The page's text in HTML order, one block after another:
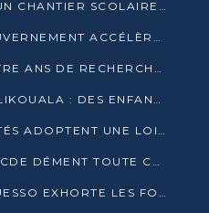
ANGOLA-LIBRE : QUAND UN CHANTIER SCOLAIRE DEVIENT LE MIROIR D’UN CONGO EN MOUVEMENT
PROJET MOSALA : LE GOUVERNEMENT ACCÉLÈRE L’INSERTION DES JEUNES EN 2026
FORCA ECOSYSTEM, QUATRE ANS DE RECHERCHE DE TERRAIN AVANT UN LANCEMENT OFFICIEL EN 2026
TRAFIC HUMAIN DANS LA LIKOUALA : DES ENFANTS AUTOCHTONES RÉDUITS AU TRAVAIL FORCÉ
BUDGET 2026 : LES DÉPUTÉS ADOPTENT UNE LOI DES FINANCES DE PLUS DE 2500 MILLIARDS FCFA
ARNAQUE EN LIGNE : LA LCDE DÉMENT TOUTE CAMPAGNE DE RECRUTEMENT
VŒUX 2026 : SASSOU-NGUESSO EXHORTE LES FORCES VIVES À RENFORCER L’UNITÉ